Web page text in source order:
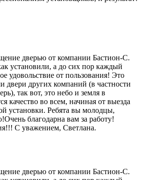
дверью от компании Бастион-С.
установили, а до сих пор каждый
удовольствие от пользования! Это
двери других компаний (в частности
так вот, это небо и земля в
качество во всем, начиная от выезда
установки. Ребята вы молодцы,
благодарна вам за работу!
С уважением, Светлана.
дверью от компании Бастион-С.